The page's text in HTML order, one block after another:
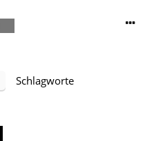
Schlagworte